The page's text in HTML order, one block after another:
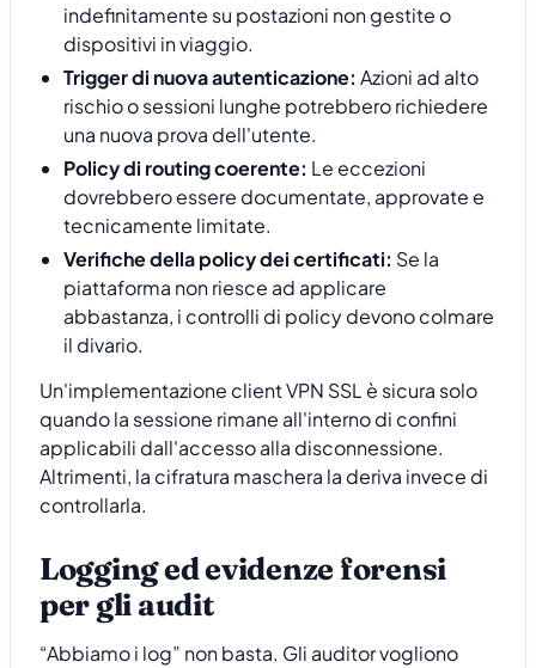
indefinitamente su postazioni non gestite o
dispositivi in viaggio.
Trigger di nuova autenticazione: Azioni ad alto
rischio o sessioni lunghe potrebbero richiedere
una nuova prova dell'utente.
Policy di routing coerente: Le eccezioni
dovrebbero essere documentate, approvate e
tecnicamente limitate.
Verifiche della policy dei certificati: Se la
piattaforma non riesce ad applicare
abbastanza, i controlli di policy devono colmare
il divario.
Un'implementazione client VPN SSL è sicura solo
quando la sessione rimane all'interno di confini
applicabili dall'accesso alla disconnessione.
Altrimenti, la cifratura maschera la deriva invece di
controllarla.
Logging ed evidenze forensi
per gli audit
“Abbiamo i log” non basta. Gli auditor vogliono